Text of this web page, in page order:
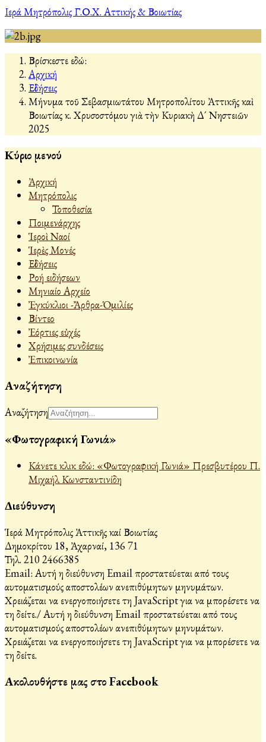
Ιερά Μητρόπολις Γ.Ο.Χ. Αττικής & Βοιωτίας
Βρίσκεστε εδώ:
Αρχική
Εἰδήσεις
Μήνυμα τοῦ Σεβασμιωτάτου Μητροπολίτου Ἀττικῆς καὶ
Βοιωτίας κ. Χρυσοστόμου γιὰ τὴν Κυριακὴ Δ´ Νηστειῶν
2025
Κύριο μενού
Ἀρχική
Μητρόπολις
Τοποθεσία
Ποιμενάρχης
Ἱεροὶ Ναοί
Ἱερὲς Μονές
Εἰδήσεις
Ροή ειδήσεων
Μηνιαίο Αρχείο
Ἐγκύκλιοι -Ἄρθρα-Ὁμιλίες
Βίντεο
Ἐόρτιες εὐχές
Χρήσιμες συνδέσεις
Ἐπικοινωνία
Αναζήτηση
Αναζήτηση
«Φωτογραφική Γωνιά»
Κάνετε κλικ εδώ: «Φωτογραφική Γωνιά» Πρεσβυτέρου Π.
Μιχαήλ Κωνσταντινίδη
Διεύθυνση
Ἱερά Μητρόπολις Ἀττικῆς καί Βοιωτίας
Δημοκρίτου 18, Ἀχαρναί, 136 71
Τηλ. 210 2466385
Email: Αυτή η διεύθυνση Email προστατεύεται από τους
αυτοματισμούς αποστολέων ανεπιθύμητων μηνυμάτων.
Χρειάζεται να ενεργοποιήσετε τη JavaScript για να μπορέσετε να
τη δείτε./Αυτή η διεύθυνση Email προστατεύεται από τους
αυτοματισμούς αποστολέων ανεπιθύμητων μηνυμάτων.
Χρειάζεται να ενεργοποιήσετε τη JavaScript για να μπορέσετε να
τη δείτε.
Ακολουθήστε μας στο Facebook